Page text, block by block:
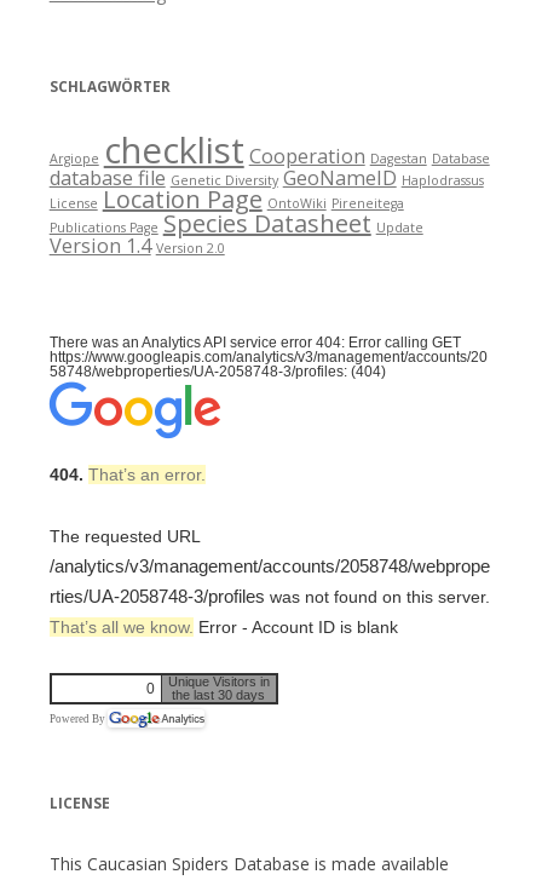
SCHLAGWÖRTER
Argiope checklist Cooperation Dagestan Database
database file Genetic Diversity GeoNameID Haplodrassus
License Location Page OntoWiki Pireneitega
Publications Page Species Datasheet Update
Version 1.4 Version 2.0
There was an Analytics API service error 404: Error calling GET
https://www.googleapis.com/analytics/v3/management/accounts/20
58748/webproperties/UA-2058748-3/profiles: (404)
404. That’s an error.
The requested URL
/analytics/v3/management/accounts/2058748/webprope
rties/UA-2058748-3/profiles was not found on this server.
That’s all we know. Error - Account ID is blank
0
Unique Visitors in
the last 30 days
Powered By
LICENSE
This Caucasian Spiders Database is made available